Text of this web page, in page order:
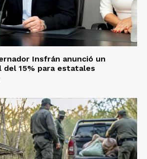
Insfrán anunció un
del 15% para estatales